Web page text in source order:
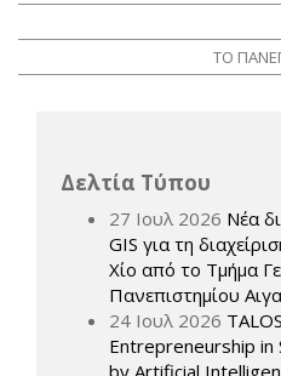
ΤΟ
Δελτία Τύπου
27 Ιουλ 2026 Νέα
GIS για τη
Χίο από το Τμήμα
Πανεπιστημίου
24 Ιουλ 2026
Entrepreneurship in
by Artificial